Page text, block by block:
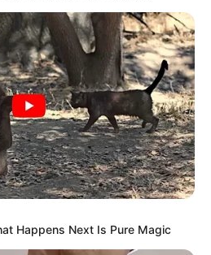
dos Agentes de Saúde do Brasil
marcando ponto na vida da
para o site. Sua colaboração é
combatendo o bom combate com a
A partir de qualquer valor, você
Obrigado!Veja como doar aqui!
Happens Next Is Pure Magic